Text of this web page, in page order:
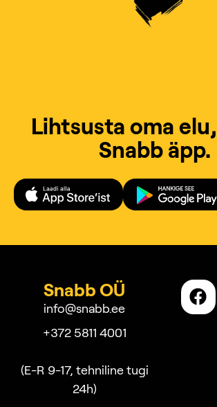
Lihtsusta oma
Snabb äpp.
Snabb OÜ
info@snabb.ee
+372 5811 4001
(E-R 9-17, tehniline tugi
24h)